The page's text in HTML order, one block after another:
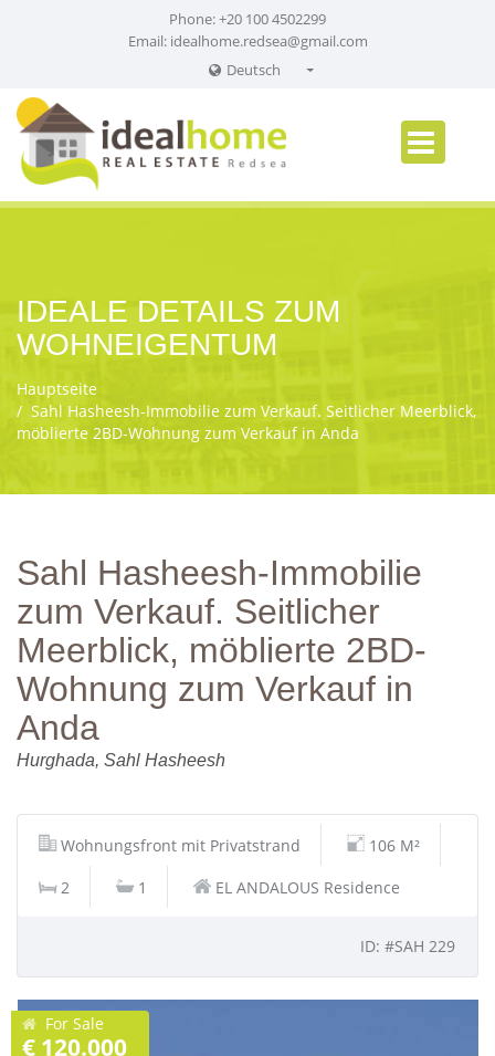
Phone: +20 100 4502299
Email: idealhome.redsea@gmail.com
Deutsch
Russian
IDEALE DETAILS ZUM
WOHNEIGENTUM
Hauptseite
Sahl Hasheesh-Immobilie zum Verkauf. Seitlicher Meerblick,
möblierte 2BD-Wohnung zum Verkauf in Anda
Sahl Hasheesh-Immobilie
zum Verkauf. Seitlicher
Meerblick, möblierte 2BD-
Wohnung zum Verkauf in
Anda
Hurghada, Sahl Hasheesh
Wohnungsfront mit Privatstrand
106 M²
2
1 EL ANDALOUS Residence
ID: #SAH 229
For Sale
€ 120.000